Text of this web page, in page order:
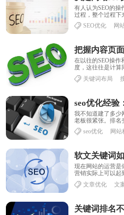
有人认为SEO的操
过程，整个过程下
是一个分歧的错误
维、......SEO优化 网
在以往的SEO操作
度，这往往是计算
议，同义词应尽可
键......关键词布局
我不知道建了多少
老板很紧张。排名
这表明这些网站
seo优化 网站
现在网站的运营是
营销实际上可以起
的作用，丰富网站
而......文章优化 文